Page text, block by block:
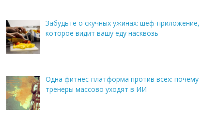
Забудьте о скучных ужинах: шеф-приложение,
которое видит вашу еду насквозь
Одна фитнес-платформа против всех: почему
тренеры массово уходят в ИИ